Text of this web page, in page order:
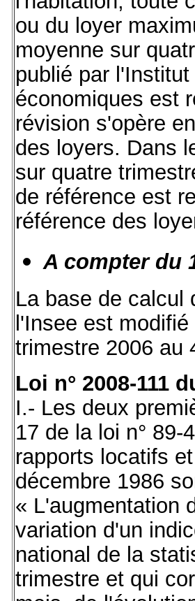
ou du loyer
moyenne sur
publié par
économiques est
révision s'opère
des loyers. Dans
sur quatre
de référence est
référence des
A compter du
La base de calcul
l'Insee est
trimestre 2006 au
Loi n° 2008-111
I.- Les deux
17 de la loi n°
rapports locatifs
décembre 1986
« L'augmentation
variation d'un
national de la
trimestre et qui